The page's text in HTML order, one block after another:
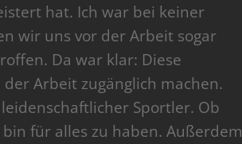
hat. Ich war bei keiner
wir uns vor der Arbeit sogar
Da war klar: Diese
Arbeit zugänglich machen.
Sportler. Ob
für alles zu haben. Außerdem